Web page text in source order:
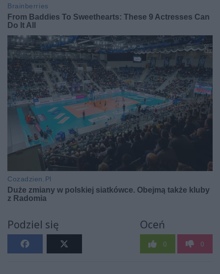
Podziel się Oceń
0 0